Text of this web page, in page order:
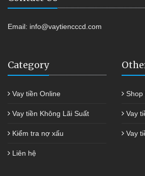
Email: info@vaytiencccd.com
Category
Vay tiền Online
Vay tiền Không Lãi Suất
Kiểm tra nợ xấu
Liên hệ
Shop
Vay
Vay